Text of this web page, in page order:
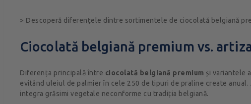
> Descoperă diferențele dintre sortimentele de ciocolată belgiană
Ciocolată belgiană premium vs.
Diferența principală între ciocolată belgiană premium și variantele
evitând uleiul de palmier în cele 250 de tipuri de praline create
integra grăsimi vegetale neconforme cu tradiția belgiană.